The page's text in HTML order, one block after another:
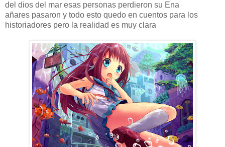
del dios del mar esas personas perdieron su Ena
añares pasaron y todo esto quedo en cuentos para los
historiadores pero la realidad es muy clara